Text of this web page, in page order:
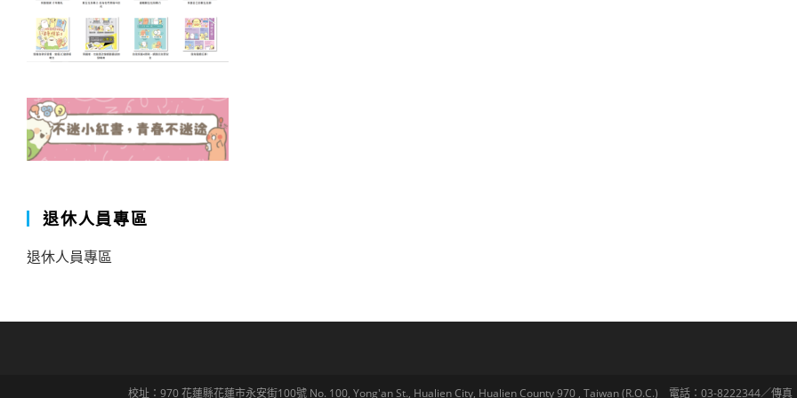
退休人員專區
退休人員專區
校址：970 花蓮縣花蓮市永安街100號 No. 100, Yong'an St., Hualien City, Hualien County 970 , Taiwan (R.O.C.) 電話：03-8222344／傳